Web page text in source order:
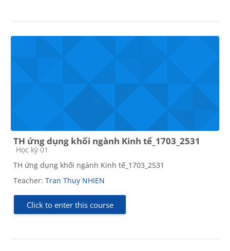
TH ứng dụng khối ngành Kinh tế_1703_2531
Course category
Học kỳ 01
TH ứng dụng khối ngành Kinh tế_1703_2531
Teacher: Tran Thuy NHIEN
Click to enter this course